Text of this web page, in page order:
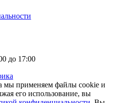
до 17:00
мы применяем файлы cookie и
его использование, вы